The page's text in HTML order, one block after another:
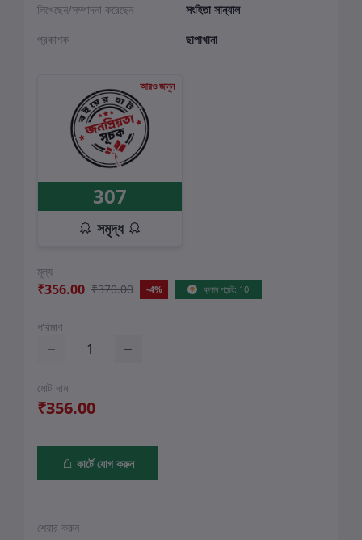
লিখেছেন/সম্পাদনা করেছেন
সংহিতা সান্যাল
প্রকাশক
ছাপাখানা
আরও জানুন
307
সমৃদ্ধ
মূল্য
₹356.00 ₹370.00 -4% ক্লাব পয়েন্ট: 10
পরিমাণ
মোট দাম
₹356.00
কার্টে যোগ করুন
শেয়ার করুন